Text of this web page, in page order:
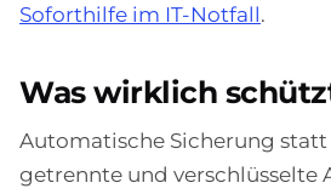
Soforthilfe im IT-Notfall.
Was wirklich
Automatische Sicherung
getrennte und verschlüsselte